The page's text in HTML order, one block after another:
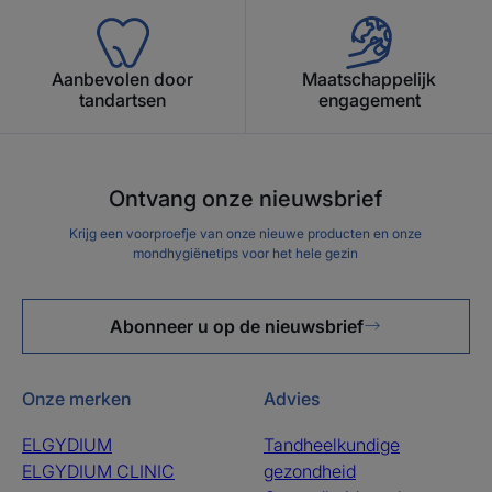
in een eco-verantwoordelijke
aanpak van de mondhygiëne.
Eco-ontworpen tandenborstels die de biodiversiteit
respecteren en het regenererend vermogen van het
Voordelen
- MILDE VERZORGING voor tandvlees en tanden dankzij
- NATUURLIJK, gemaakt van beukenhout uit Europese
ecologisch beheerde bossen.
Aanbevolen door
tandartsen
Maatschappelijk
engagement
Ontvang onze nieuwsbrief
Krijg een voorproefje van onze nieuwe producten en onze
mondhygiënetips voor het hele gezin
Abonneer u op de nieuwsbrief
Onze merken
ELGYDIUM
ELGYDIUM CLINIC
Advies
Tandheelkundige
gezondheid